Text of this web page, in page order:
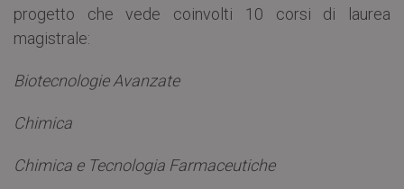
progetto che vede coinvolti 10 corsi di laurea
magistrale:
Biotecnologie Avanzate
Chimica
Chimica e Tecnologia Farmaceutiche